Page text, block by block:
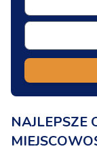
NAJLEPSZE